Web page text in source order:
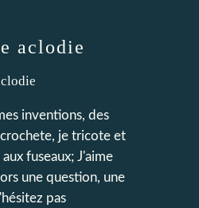
aclodie
inventions, des
je tricote et
fuseaux; J'aime
une question, une
pas